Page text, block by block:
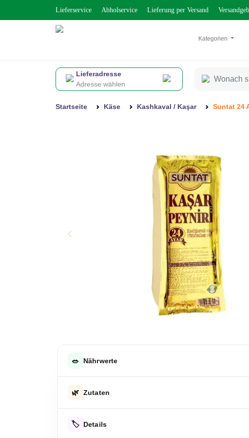
Lieferservice Abholservice Lieferung per Versand
Kategorien
Lieferadresse
Adresse wählen
Startseite Käse Kashkaval / Kaşar Suntat 24
🥗 Nährwerte
Energie
🌿 Zutaten
🏷️ Details